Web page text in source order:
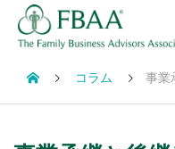
コラム 事業